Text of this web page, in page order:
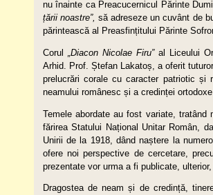
nu înainte ca Preacucernicul Părinte
țării noastre”, să adreseze un cuvânt de
părintească al Preasfințitului Părinte
Corul „Diacon Nicolae Firu”al Liceului
Arhid. Prof. Ștefan Lakatoș, a oferit
prelucrări corale cu caracter patriotic și
neamului românesc și a credinței ortodoxe
Temele abordate au fost variate,
fărirea Statului Național Unitar Român,
Unirii de la 1918, dând naștere la
ofere noi perspective de cercetare,
prezentate vor urma a fi publicate, ulterior,
Dragostea de neam și de credință,